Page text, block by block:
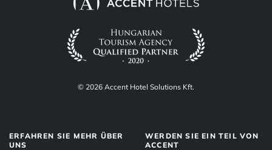
© 2026 Accent Hotel Solutions Kft.
ERFAHREN SIE MEHR ÜBER
UNS
WERDEN SIE EIN TEIL VON
ACCENT